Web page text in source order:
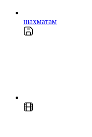
шахматам